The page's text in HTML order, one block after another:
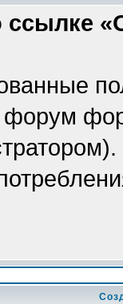
форум